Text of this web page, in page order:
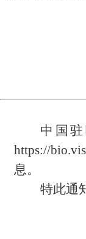
中国
https://
息。
特此通